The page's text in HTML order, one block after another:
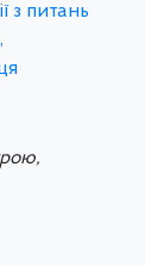
з питань